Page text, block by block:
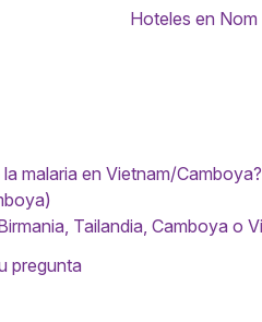
Hoteles en Nom
malaria en Vietnam/Camboya?
Tailandia, Camboya o
pregunta